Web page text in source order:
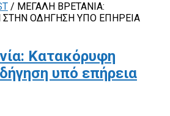
/ ΜΕΓΆΛΗ ΒΡΕΤΑΝΊΑ:
ΟΔΉΓΗΣΗ ΥΠΌ ΕΠΉΡΕΙΑ
Κατακόρυφη
υπό επήρεια